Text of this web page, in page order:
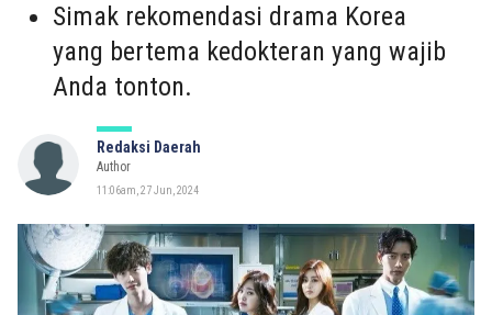
Simak rekomendasi drama Korea
yang bertema kedokteran yang wajib
Anda tonton.
Redaksi Daerah
Author
11:06am, 27 Jun, 2024